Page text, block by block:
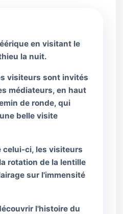
en visitant le
la nuit.
visiteurs sont invités
médiateurs, en haut
de ronde, qui
belle visite
celui-ci, les visiteurs
rotation de la lentille
sur l'immensité
l'histoire du